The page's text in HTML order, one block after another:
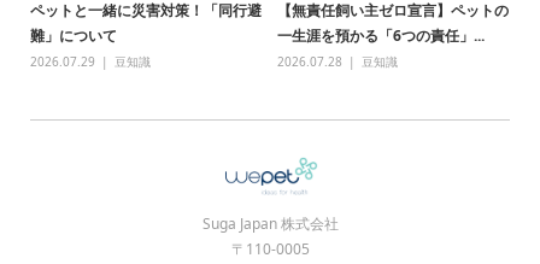
ペットと一緒に災害対策！「同行避
難」について
2026.07.29 豆知識
【無責任飼い主ゼロ宣言】ペットの
一生涯を預かる「6つの責任」...
2026.07.28 豆知識
Suga Japan 株式会社
〒110-0005